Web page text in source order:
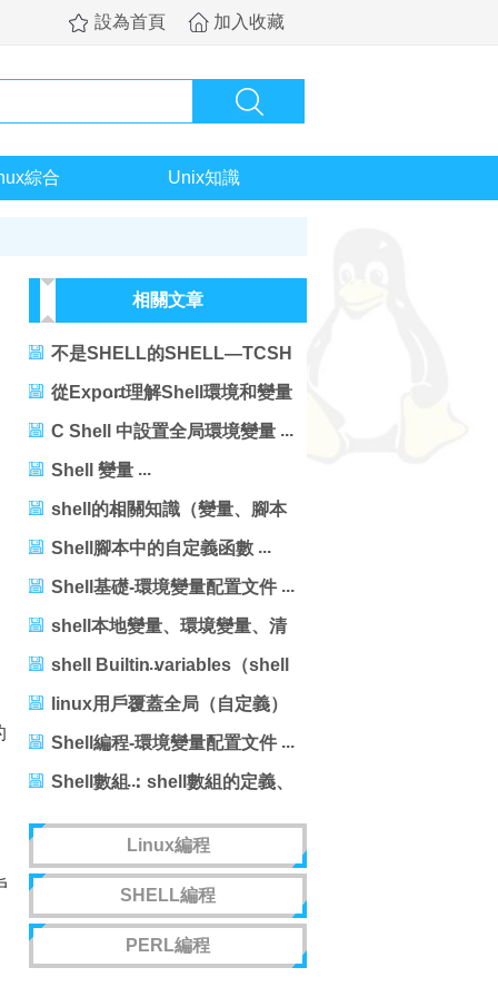
設為首頁 加入收藏
綜合 Unix知識
相關文章
不是SHELL的SHELL—TCSH
SHELL 編程
從Export理解Shell環境和變量
生存期
C Shell 中設置全局環境變量
Shell 變量
shell的相關知識（變量、腳本
定義）
Shell腳本中的自定義函數
Shell基礎-環境變量配置文件
shell本地變量、環境變量、清
除變量及位置變量
shell Builtin variables（shell
內建變量）
linux用戶覆蓋全局（自定義）
變量環境
Shell編程-環境變量配置文件
Shell數組：shell數組的定義、
數組長度
Linux編程
SHELL編程
PERL編程